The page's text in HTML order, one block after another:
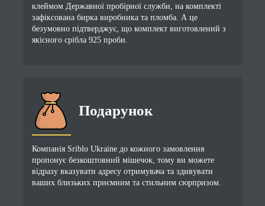
клеймом Державної пробірної служби, на комплекті
зафіксована бирка виробника та пломба. А це
безумовно підтверджує, що комплект виготовлений з
якісного срібла 925 проби.
Подарунок
Компанія Sriblo Ukraine до кожного замовлення
пропонує безкоштовний мішечок, тому ви можете
відразу вказувати адресу отримувача та здивувати
ваших близьких приємним та стильним сюрпризом.